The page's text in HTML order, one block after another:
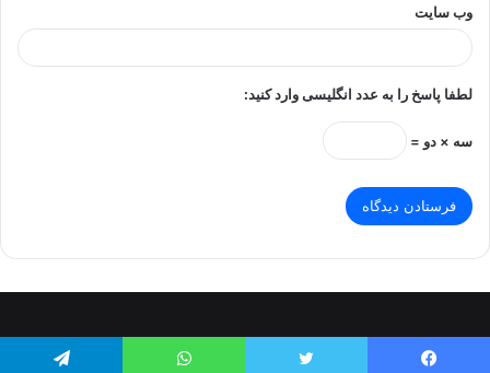
وب‌ سایت
لطفا پاسخ را به عدد انگلیسی وارد کنید:
سه × دو =